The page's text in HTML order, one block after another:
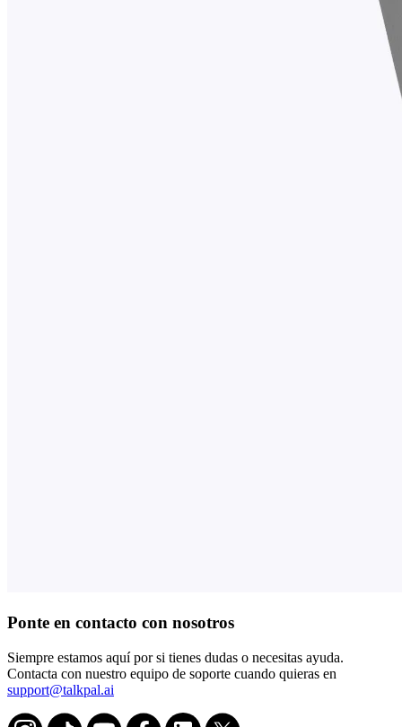
Ponte en contacto con nosotros
Siempre estamos aquí por si tienes dudas o necesitas ayuda.
Contacta con nuestro equipo de soporte cuando quieras en
support@talkpal.ai